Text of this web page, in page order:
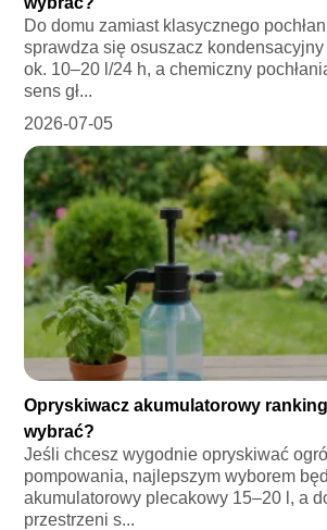
Do domu zamiast klasycznego
sprawdza się osuszacz
ok. 10–20 l/24 h, a chemiczny
sens gł...
2026-07-05
Opryskiwacz akumulatorowy
wybrać?
Jeśli chcesz wygodnie opryskiwać
pompowania, najlepszym wyborem
akumulatorowy plecakowy 15–20 l, a
przestrzeni s...